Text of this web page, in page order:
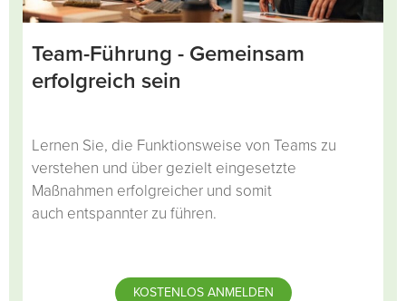
Team-Führung - Gemeinsam
erfolgreich sein
Lernen Sie, die Funktionsweise von Teams zu
verstehen und über gezielt eingesetzte
Maßnahmen erfolgreicher und somit
auch entspannter zu führen.
KOSTENLOS ANMELDEN